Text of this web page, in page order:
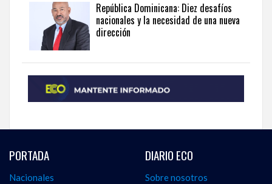
República Dominicana: Diez desafíos
nacionales y la necesidad de una nueva
dirección
PORTADA
Nacionales
DIARIO ECO
Sobre nosotros